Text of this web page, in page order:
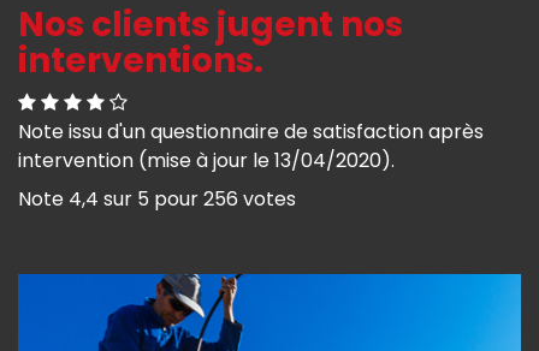
Nos clients jugent nos
interventions.
Note issu d'un questionnaire de satisfaction après
intervention (mise à jour le 13/04/2020).
Note 4,4 sur 5 pour256 votes